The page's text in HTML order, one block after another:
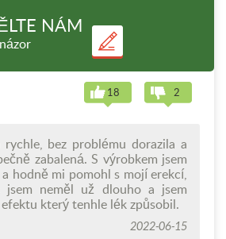
NÁM
18 2
bez problému dorazila a
zabalená. S výrobkem jsem
hodně mi pomohl s mojí erekcí,
neměl už dlouho a jsem
který tenhle lék způsobil.
2022-06-15